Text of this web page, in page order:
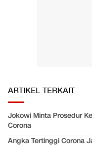
ARTIKEL TERKAIT
Jokowi Minta Prosedur
Corona
Angka Tertinggi Corona